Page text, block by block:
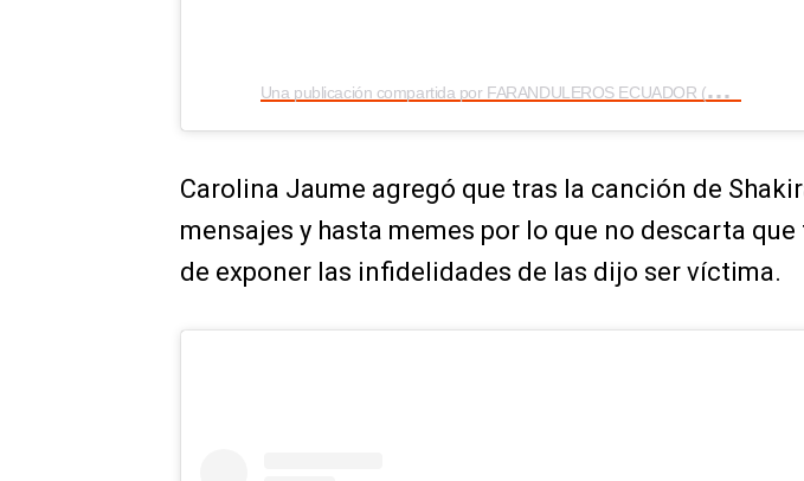
U
na publicación compartida por FARANDULEROS ECUADOR (@farandulerostvec)
Carolina Jaume agregó que tras la canción de
mensajes y hasta memes por lo que no descarta
de exponer las infidelidades de las dijo ser víctima.